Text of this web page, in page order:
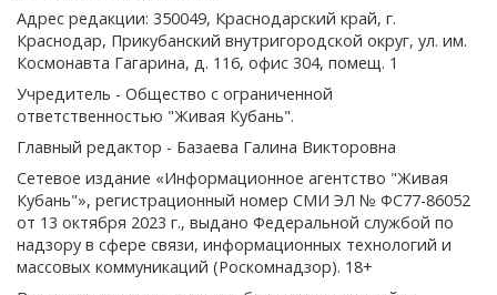
Адрес редакции: 350049, Краснодарский край, г.
Краснодар, Прикубанский внутригородской округ, ул. им.
Космонавта Гагарина, д. 116, офис 304, помещ. 1
Учредитель - Общество с ограниченной
ответственностью "Живая Кубань".
Главный редактор - Базаева Галина Викторовна
Сетевое издание «Информационное агентство "Живая
Кубань"», регистрационный номер СМИ ЭЛ № ФС77-86052
от 13 октября 2023 г., выдано Федеральной службой по
надзору в сфере связи, информационных технологий и
массовых коммуникаций (Роскомнадзор). 18+